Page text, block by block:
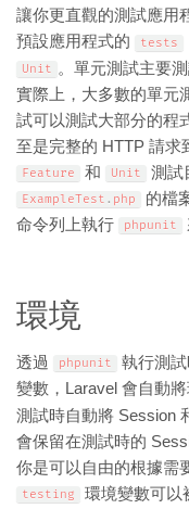
讓你更直觀的測試應用
預設應用程式的
tests
Unit
。單元測試主要
實際上，大多數的單元
試可以測試大部分的程
至是完整的 HTTP 請求
Feature 和 Unit 測試
ExampleTest . php
的檔
命令列上執行
phpunit
環境
透過 phpunit 執行測
變數，Laravel 會自動
測試時自動將 Session
會保留在測試時的
你是可以自由的根據需
testing 環境變數可以